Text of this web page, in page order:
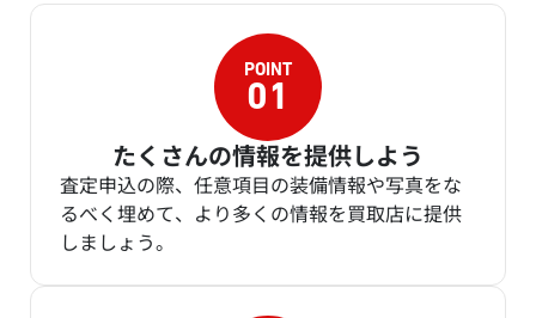
たくさんの情報を提供しよう
査定申込の際、任意項目の装備情報や写真をな
るべく埋めて、より多くの情報を買取店に提供
しましょう。